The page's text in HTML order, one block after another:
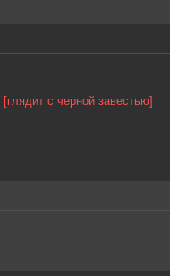
[глядит с черной завестью]